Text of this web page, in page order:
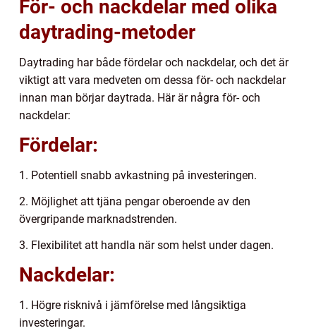
För- och nackdelar med olika
daytrading-metoder
Daytrading har både fördelar och nackdelar, och det är
viktigt att vara medveten om dessa för- och nackdelar
innan man börjar daytrada. Här är några för- och
nackdelar:
Fördelar:
1. Potentiell snabb avkastning på investeringen.
2. Möjlighet att tjäna pengar oberoende av den
övergripande marknadstrenden.
3. Flexibilitet att handla när som helst under dagen.
Nackdelar:
1. Högre risknivå i jämförelse med långsiktiga
investeringar.